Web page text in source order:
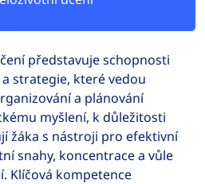
představuje schopnosti
strategie, které vedou
a plánování
myšlení, k důležitosti
žáka s nástroji pro efektivní
snahy, koncentrace a vůle
Klíčová kompetence